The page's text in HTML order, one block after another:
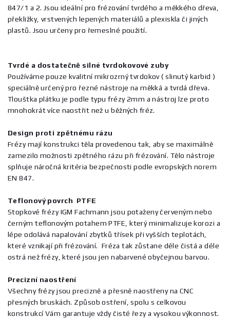
847/1 a 2. Jsou ideální pro frézování tvrdého a měkkého dřeva,
překližky, vrstvených lepených materiálů a plexiskla či jiných
plastů. Jsou určeny pro řemeslné použití.
Tvrdé a dostatečně silné tvrdokovové zuby
Používáme pouze kvalitní mikrozrný tvrdokov ( slinutý karbid )
speciálně určený pro řezné nástroje na měkká a tvrdá dřeva.
Tlouštka plátku je podle typu frézy 2mm a nástroj lze proto
mnohokrát více naostřit než u běžných fréz.
Design proti zpětnému rázu
Frézy mají konstrukci těla provedenou tak, aby se maximálně
zamezilo možnosti zpětného rázu při frézování. Tělo nástroje
splňuje náročná kritéria bezpečnosti podle evropských norem
EN 847.
Teflonový povrch PTFE
Stopkové frézy IGM Fachmann jsou potaženy červeným nebo
černým teflonovým potahem PTFE, který minimalizuje korozi a
lépe odolává napalování zbytků třísek při vyšších teplotách,
které vznikají při frézování. Fréza tak zůstane déle čistá a déle
ostrá než frézy, které jsou jen nabarvené obyčejnou barvou.
Precizní naostření
Všechny frézy jsou precizně a přesně naostřeny na CNC
přesných bruskách. Způsob ostření, spolu s celkovou
konstrukcí Vám garantuje vždy čisté řezy a vysokou výkonnost.